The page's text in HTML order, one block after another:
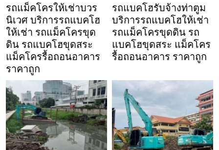
รถแม็คโครให้เช่าบวร
นิเวศ บริการรถแบคโฮ
ให้เช่า รถแม็คโครขุด
ดิน รถแบคโฮขุดสระ
แม็คโครรื้อถอนอาคาร
ราคาถูก
รถแบคโฮรับจ้างท่าตูม
บริการรถแบคโฮให้เช่า
รถแม็คโครขุดดิน รถ
แบคโฮขุดสระ แม็คโคร
รื้อถอนอาคาร ราคาถูก